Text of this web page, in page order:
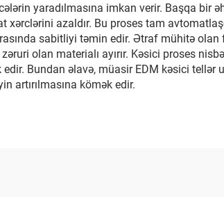
yaradılmasına imkan verir. Başqa bir
azaldır. Bu proses tam
sabitliyi təmin edir. Ətraf mühitə olan
olan materialı ayırır. Kəsici proses
Bundan əlavə, müasir EDM kəsici
artırılmasına kömək edir.